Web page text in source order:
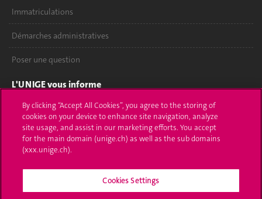
Immatriculations
Démarches administratives
Poser une question
L'UNIGE vous informe
UNIGE Mobile
Médias
Offres d'emploi
By clicking “Accept All Cookies”, you agree to the storing of
cookies on your device to enhance site navigation, analyze
site usage, and assist in our marketing efforts. You accept
for the main domain (unige.ch) as well as the sub domains
(xxx.unige.ch).
Cookies Settings